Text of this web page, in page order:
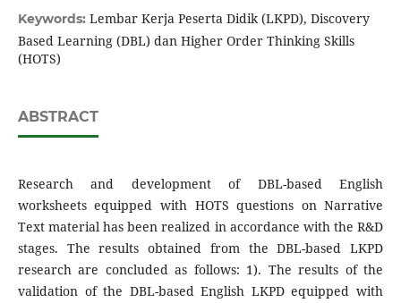
Keywords: Lembar Kerja Peserta Didik (LKPD), Discovery
Based Learning (DBL) dan Higher Order Thinking Skills
(HOTS)
ABSTRACT
Research and development of DBL-based English
worksheets equipped with HOTS questions on Narrative
Text material has been realized in accordance with the R&D
stages. The results obtained from the DBL-based LKPD
research are concluded as follows: 1). The results of the
validation of the DBL-based English LKPD equipped with